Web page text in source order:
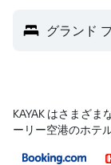
グランド
KAYAK はさまざ
ーリー空港のホテ